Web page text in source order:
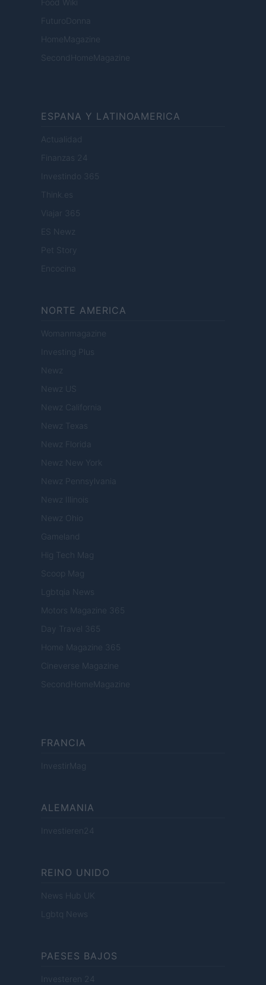
Food Wiki
FuturoDonna
HomeMagazine
SecondHomeMagazine
ESPANA Y LATINOAMERICA
Actualidad
Finanzas 24
Investindo 365
Think.es
Viajar 365
ES Newz
Pet Story
Encocina
NORTE AMERICA
Womanmagazine
Investing Plus
Newz
Newz US
Newz California
Newz Texas
Newz Florida
Newz New York
Newz Pennsylvania
Newz Illinois
Newz Ohio
Gameland
Hig Tech Mag
Scoop Mag
Lgbtqia News
Motors Magazine 365
Day Travel 365
Home Magazine 365
Cineverse Magazine
SecondHomeMagazine
FRANCIA
InvestirMag
ALEMANIA
Investieren24
REINO UNIDO
News Hub UK
Lgbtq News
PAESES BAJOS
Investeren 24